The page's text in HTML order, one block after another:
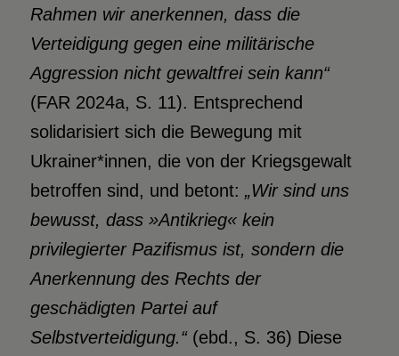
Rahmen wir anerkennen, dass die
Verteidigung gegen eine militärische
Aggression nicht gewaltfrei sein kann“
(FAR 2024a, S. 11). Entsprechend
solidarisiert sich die Bewegung mit
Ukrainer*innen, die von der Kriegsgewalt
betroffen sind, und betont: „Wir sind uns
bewusst, dass »Antikrieg« kein
privilegierter Pazifismus ist, sondern die
Anerkennung des Rechts der
geschädigten Partei auf
Selbstverteidigung.“(ebd., S. 36) Diese